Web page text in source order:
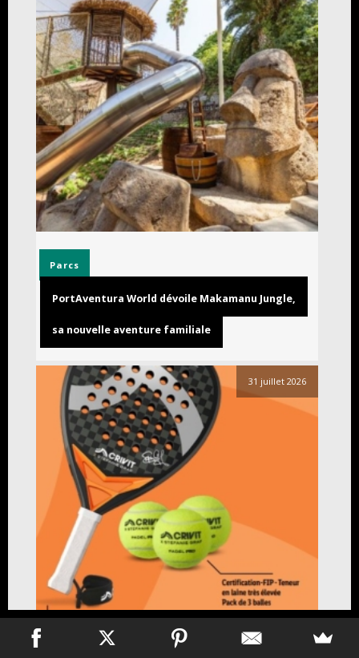
Parcs
PortAventura World dévoile Makamanu Jungle,
sa nouvelle aventure familiale
31 juillet 2026